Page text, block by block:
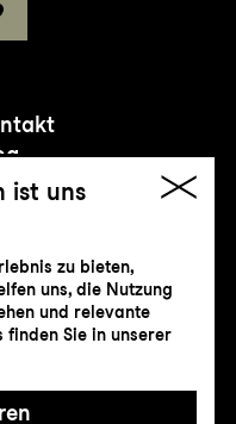
Theater
ist uns
zu bieten,
uns, die Nutzung
und relevante
finden Sie in unserer